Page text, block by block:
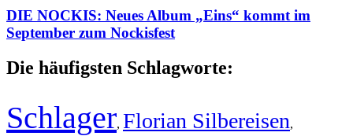
DIE NOCKIS: Neues Album „Eins“ kommt im
September zum Nockisfest
Die häufigsten Schlagworte:
Schlager, Florian Silbereisen,